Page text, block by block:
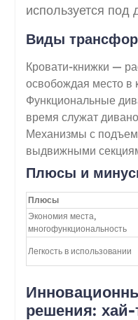
используется под
Виды
Кровати-книжки —
освобождая место в
Функциональные
время служат
Механизмы с
выдвижными
Плюсы и
Плюсы
Экономия места,
многофункциональность
Легкость в использовании
решения: